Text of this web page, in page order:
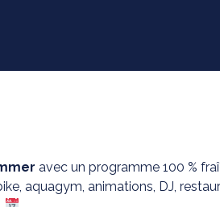
avec un programme 100 %
aquagym, animations, DJ,